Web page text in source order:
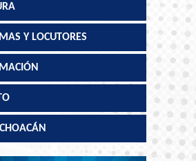
Ranchera 98.3FM y 770AM
91.1 FM y 1130 AM
Y LOCUTORES